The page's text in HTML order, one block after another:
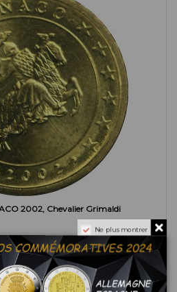
2002, Chevalier Grimaldi
11,00 €
au panier
Ne plus montrer